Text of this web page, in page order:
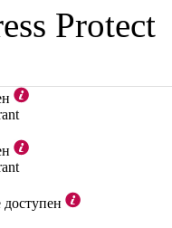
Protect